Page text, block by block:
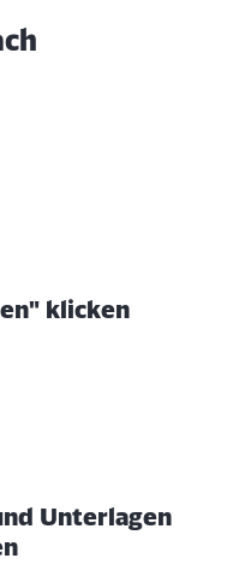
klicken
Unterlagen